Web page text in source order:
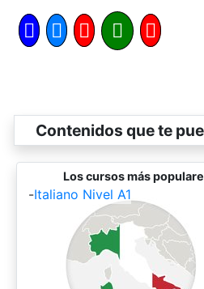
Contenidos que te
Los cursos más
-Italiano Nivel A1